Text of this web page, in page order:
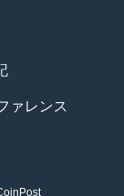
ァレンス